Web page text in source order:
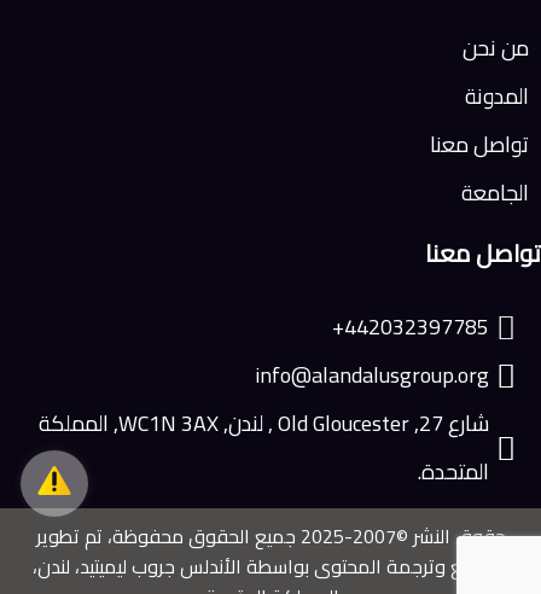
من نحن
المدونة
تواصل معنا
الجامعة
تواصل معنا
442032397785+
info@alandalusgroup.org
شارع 27, Old Gloucester , لندن, WC1N 3AX, المملكة
المتحدة.
حقوق النشر ©2007-2025 جميع الحقوق محفوظة، تم تطوير
الموقع وترجمة المحتوى بواسطة الأندلس جروب ليميتيد، لندن،